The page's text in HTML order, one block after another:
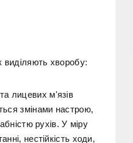
виділяють хворобу:
лицевих м'язів
змінами настрою,
рухів. У міру
нестійкість ходи,